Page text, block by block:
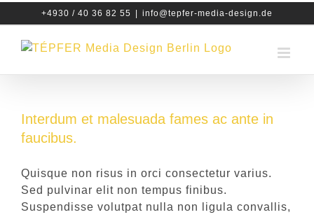
Inhalt
springen
+4930 / 40 36 82 55 info@tepfer-media-design.de
Interdum et malesuada fames ac ante in
faucibus.
Quisque non risus in orci consectetur varius.
Sed pulvinar elit non tempus finibus.
Suspendisse volutpat nulla non ligula convallis,